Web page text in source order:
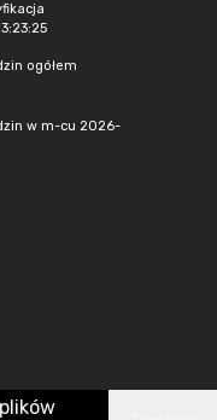
ogółem
w m-cu 2026-